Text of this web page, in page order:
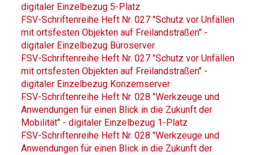
digitaler Einzelbezug 5-Platz
FSV-Schriftenreihe Heft Nr. 027 "Schutz vor Unfällen
mit ortsfesten Objekten auf Freilandstraßen" -
digitaler Einzelbezug Büroserver
FSV-Schriftenreihe Heft Nr. 027 "Schutz vor Unfällen
mit ortsfesten Objekten auf Freilandstraßen" -
digitaler Einzelbezug Konzernserver
FSV-Schriftenreihe Heft Nr. 028 "Werkzeuge und
Anwendungen für einen Blick in die Zukunft der
Mobilität" - digitaler Einzelbezug 1-Platz
FSV-Schriftenreihe Heft Nr. 028 "Werkzeuge und
Anwendungen für einen Blick in die Zukunft der